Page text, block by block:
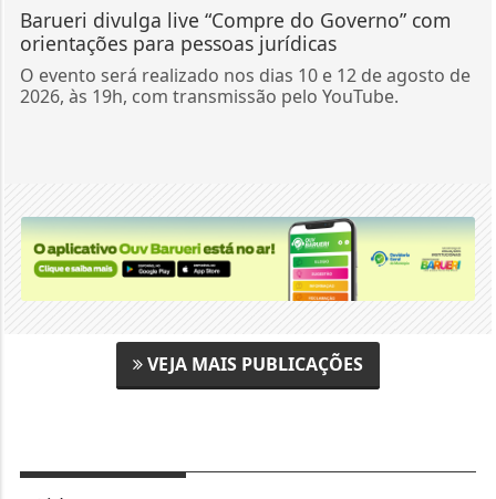
Barueri divulga live “Compre do Governo” com
orientações para pessoas jurídicas
O evento será realizado nos dias 10 e 12 de agosto de
2026, às 19h, com transmissão pelo YouTube.
VEJA MAIS PUBLICAÇÕES